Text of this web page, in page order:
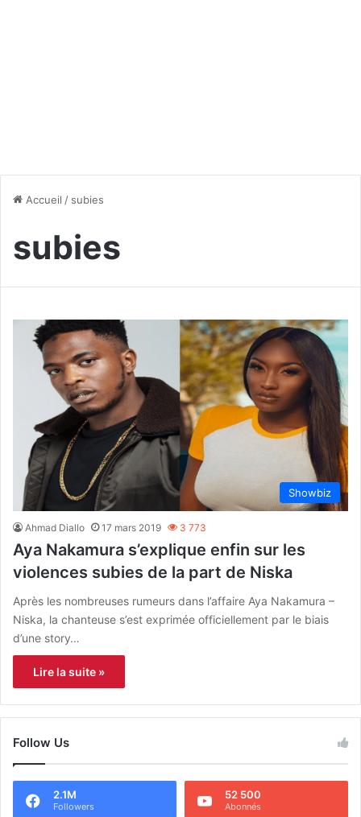
Accueil / subies
subies
Showbiz
Ahmad Diallo 17 mars 2019 3 773
Aya Nakamura s’explique enfin sur les
violences subies de la part de Niska
Après les nombreuses rumeurs dans l’affaire Aya Nakamura –
Niska, la chanteuse s’est exprimée officiellement par le biais
d’une story…
Lire la suite »
Follow Us
2.1M
Followers
52 500
Abonnés